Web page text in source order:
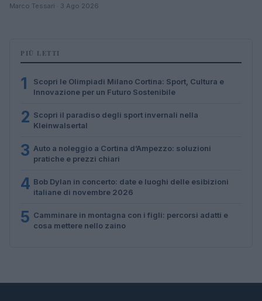
Marco Tessari · 3 Ago 2026
PIÙ LETTI
1
Scopri le Olimpiadi Milano Cortina: Sport, Cultura e
Innovazione per un Futuro Sostenibile
2 Scopri il paradiso degli sport invernali nella
Kleinwalsertal
3 Auto a noleggio a Cortina d’Ampezzo: soluzioni
pratiche e prezzi chiari
4 Bob Dylan in concerto: date e luoghi delle esibizioni
italiane di novembre 2026
5 Camminare in montagna con i figli: percorsi adatti e
cosa mettere nello zaino